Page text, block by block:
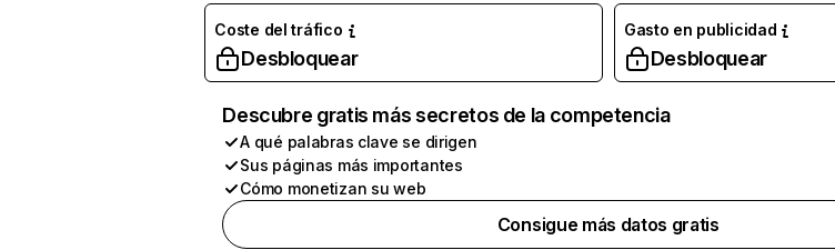
Coste del tráfico
Desbloquear
Gasto en publicidad
Desbloquear
Descubre gratis más secretos de la competencia
A qué palabras clave se dirigen
Sus páginas más importantes
Cómo monetizan su web
Consigue más datos gratis